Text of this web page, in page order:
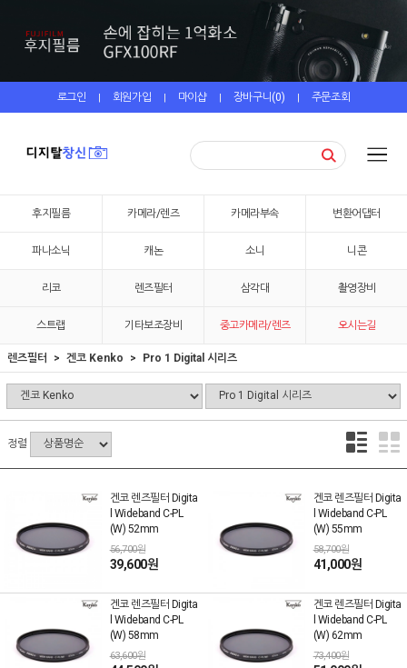
로그인 | 회원가입 | 마이샵 | 장바구니(0) | 주문조회
후지필름 카메라/렌즈 카메라부속 변환어댑터
파나소닉 캐논 소니 니콘
리코 렌즈필터 삼각대 촬영장비
스트랩 기타보조장비 중고카메라/렌즈 오시는길
렌즈필터 겐코 Kenko Pro 1 Digital 시리즈
정렬
겐코 렌즈필터 Digita
l Wideband C-PL
(W) 52mm
56,700원
39,600원
겐코 렌즈필터 Digita
l Wideband C-PL
(W) 55mm
58,700원
41,000원
겐코 렌즈필터 Digita
l Wideband C-PL
(W) 58mm
63,600원
겐코 렌즈필터 Digita
l Wideband C-PL
(W) 62mm
73,400원